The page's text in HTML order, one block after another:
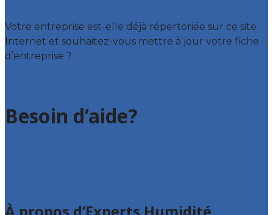
Votre entreprise est-elle déjà répertoriée sur ce site
Internet et souhaitez-vous mettre à jour votre fiche
d’entreprise ?
Besoin d’aide?
À propos d’Experts Humidité